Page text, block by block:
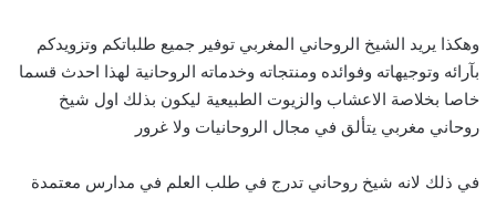
وهكذا يريد الشيخ الروحاني المغربي توفير جميع طلباتكم وتزويدكم
بآرائه وتوجيهاته وفوائده ومنتجاته وخدماته الروحانية لهذا احدث قسما
خاصا بخلاصة الاعشاب والزيوت الطبيعية ليكون بذلك اول شيخ
روحاني مغربي يتألق في مجال الروحانيات ولا غرور
في ذلك لانه شيخ روحاني تدرج في طلب العلم في مدارس معتمدة